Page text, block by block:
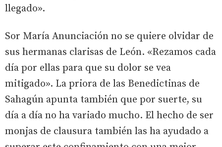
llegado».
Sor María Anunciación no se quiere olvidar de
sus hermanas clarisas de León. «Rezamos cada
día por ellas para que su dolor se vea
mitigado». La priora de las Benedictinas de
Sahagún apunta también que por suerte, su
día a día no ha variado mucho. El hecho de ser
monjas de clausura también las ha ayudado a